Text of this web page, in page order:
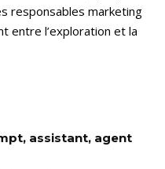
responsables marketing
entre l’exploration et la
assistant, agent